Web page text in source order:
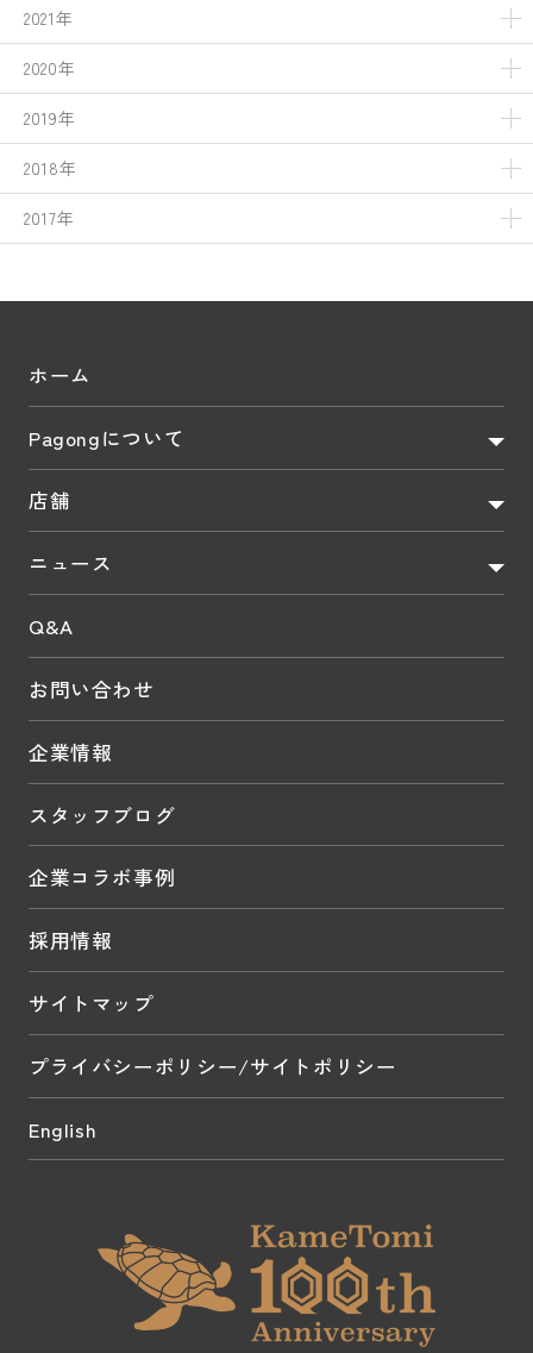
2021年
2020年
2019年
2018年
2017年
ホーム
Pagongについて
店舗
ニュース
Q&A
お問い合わせ
企業情報
スタッフブログ
企業コラボ事例
採用情報
サイトマップ
プライバシーポリシー/サイトポリシー
English